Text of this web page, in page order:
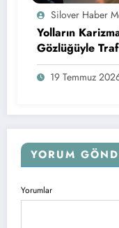
Silover Haber
Yolların
Gözlüğüyle
Motorcu’
19 Temmuz
YORUM
Yorumlar